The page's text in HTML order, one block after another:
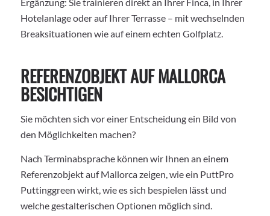
Hotelanlage oder auf Ihrer Terrasse – mit wechselnden
Breaksituationen wie auf einem echten Golfplatz.
REFERENZOBJEKT AUF MALLORCA
BESICHTIGEN
Sie möchten sich vor einer Entscheidung ein Bild von
den Möglichkeiten machen?
Nach Terminabsprache können wir Ihnen an einem
Referenzobjekt auf Mallorca zeigen, wie ein PuttPro
Puttinggreen wirkt, wie es sich bespielen lässt und
welche gestalterischen Optionen möglich sind.